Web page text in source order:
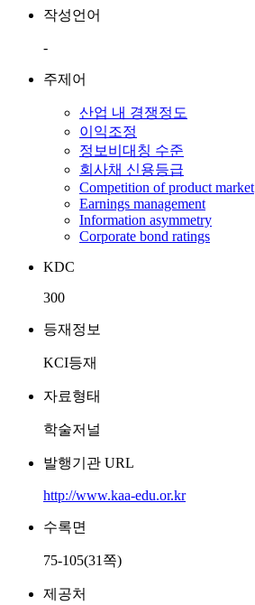
작성언어
-
주제어
산업 내 경쟁정도
이익조정
정보비대칭 수준
회사채 신용등급
Competition of product market
Earnings management
Information asymmetry
Corporate bond ratings
KDC
300
등재정보
KCI등재
자료형태
학술저널
발행기관 URL
http://www.kaa-edu.or.kr
수록면
75-105(31쪽)
제공처